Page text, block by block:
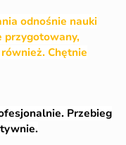
odnośnie nauki
przygotowany,
Chętnie
Przebieg